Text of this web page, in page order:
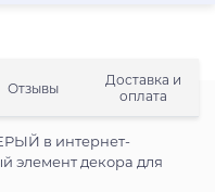
Отзывы
Доставка и
оплата
в интернет-
элемент декора для